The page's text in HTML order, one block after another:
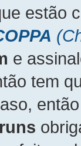
estão
e
tem